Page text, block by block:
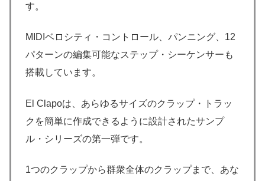
す。
MIDIベロシティ・コントロール、パンニング、12
パターンの編集可能なステップ・シーケンサーも
搭載しています。
El Clapoは、あらゆるサイズのクラップ・トラッ
クを簡単に作成できるように設計されたサンプ
ル・シリーズの第一弾です。
1つのクラップから群衆全体のクラップまで、あな